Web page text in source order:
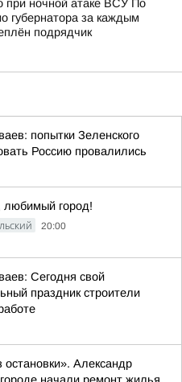
при ночной атаке ВСУ По
губернатора за каждым
подрядчик
попытки Зеленского
Россию провалились
любимый город!
20:00
Сегодня свой
праздник строители
Александр